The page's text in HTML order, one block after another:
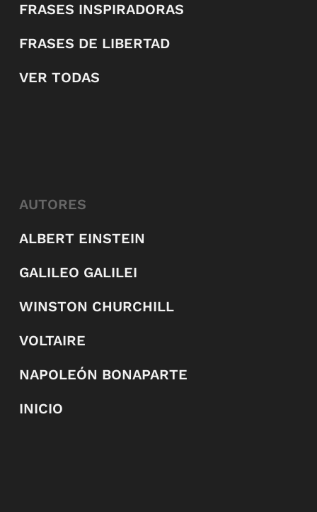
FRASES INSPIRADORAS
FRASES DE LIBERTAD
VER TODAS
AUTORES
ALBERT EINSTEIN
GALILEO GALILEI
WINSTON CHURCHILL
VOLTAIRE
NAPOLEÓN BONAPARTE
INICIO